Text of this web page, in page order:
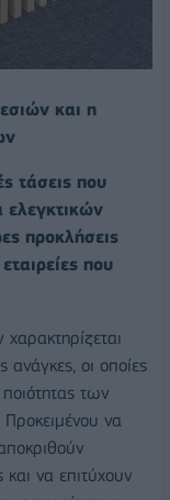
και η
τάσεις που
ελεγκτικών
προκλήσεις
που
ανάγκες, οι οποίες
των
να
και να επιτύχουν